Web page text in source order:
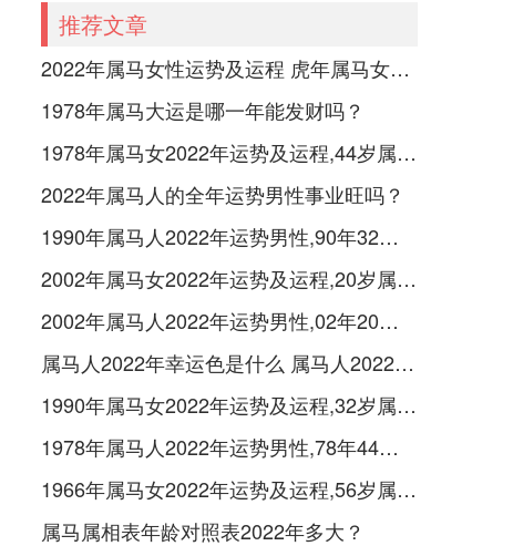
推荐文章
2022年属马女性运势及运程 虎年属马女带什么转运
1978年属马大运是哪一年能发财吗？
1978年属马女2022年运势及运程,44岁属马人2022全年每月运势女性如何
2022年属马人的全年运势男性事业旺吗？
1990年属马人2022年运势男性,90年32岁属马男2022年每月运程怎么样
2002年属马女2022年运势及运程,20岁属马人2022全年每月运势女性如何
2002年属马人2022年运势男性,02年20岁属马男2022年每月运程怎么样
属马人2022年幸运色是什么 属马人2022年穿什么颜色好
1990年属马女2022年运势及运程,32岁属马人2022全年每月运势女性如何
1978年属马人2022年运势男性,78年44岁属马男2022年每月运程怎么样
1966年属马女2022年运势及运程,56岁属马人2022全年每月运势女性如何
属马属相表年龄对照表2022年多大？